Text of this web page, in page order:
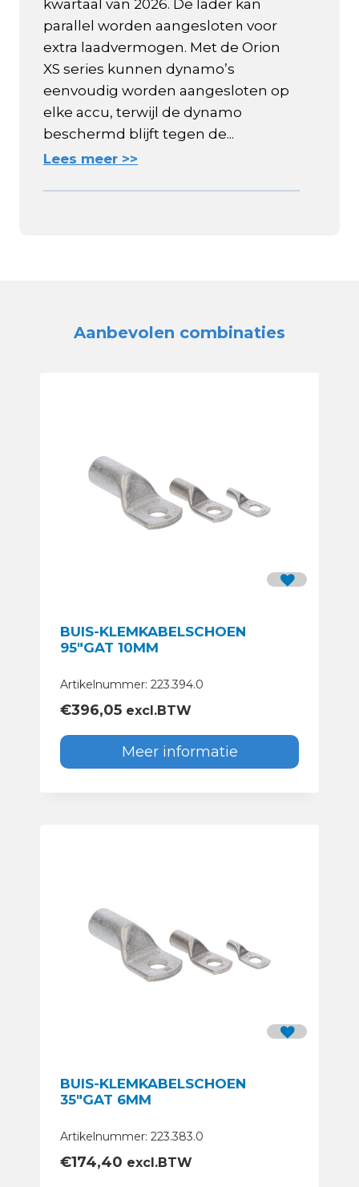
kwartaal van 2026. De lader kan
parallel worden aangesloten voor
extra laadvermogen. Met de Orion
XS series kunnen dynamo’s
eenvoudig worden aangesloten op
elke accu, terwijl de dynamo
beschermd blijft tegen de...
Lees meer >>
Aanbevolen combinaties
BUIS-KLEMKABELSCHOEN
95″GAT 10MM
Artikelnummer: 223.394.0
€396,05 excl.BTW
Meer informatie
BUIS-KLEMKABELSCHOEN
35″GAT 6MM
Artikelnummer: 223.383.0
€174,40 excl.BTW